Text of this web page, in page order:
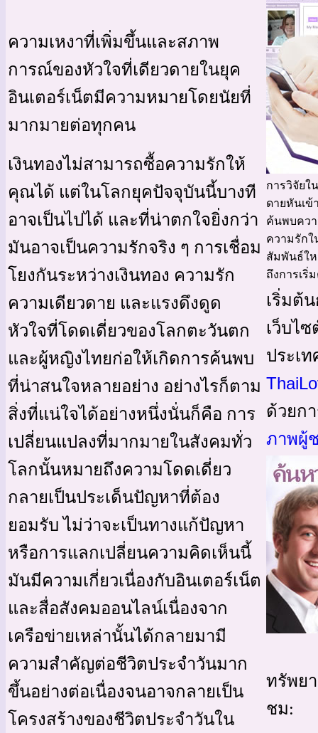
ความเหงาที่เพิ่มขึ้นและสภาพ
การณ์ของหัวใจที่เดียวดายในยุค
อินเตอร์เน็ตมีความหมายโดยนัยที่
มากมายต่อทุกคน
เงินทองไม่สามารถซื้อความรักให้
คุณได้ แต่ในโลกยุคปัจจุบันนี้บางที
อาจเป็นไปได้ และที่น่าตกใจยิ่งกว่า
มันอาจเป็นความรักจริง ๆ การเชื่อม
โยงกันระหว่างเงินทอง ความรัก
ความเดียวดาย และแรงดึงดูด
หัวใจที่โดดเดี่ยวของโลกตะวันตก
และผู้หญิงไทยก่อให้เกิดการค้นพบ
ที่น่าสนใจหลายอย่าง อย่างไรก็ตาม
สิ่งที่แน่ใจได้อย่างหนึ่งนั่นก็คือ การ
เปลี่ยนแปลงที่มากมายในสังคมทั่ว
โลกนั้นหมายถึงความโดดเดี่ยว
กลายเป็นประเด็นปัญหาที่ต้อง
ยอมรับ ไม่ว่าจะเป็นทางแก้ปัญหา
หรือการแลกเปลี่ยนความคิดเห็นนี้
มันมีความเกี่ยวเนื่องกับอินเตอร์เน็ต
และสื่อสังคมออนไลน์เนื่องจาก
เครือข่ายเหล่านั้นได้กลายมามี
ความสำคัญต่อชีวิตประจำวันมาก
ขึ้นอย่างต่อเนื่องจนอาจกลายเป็น
โครงสร้างของชีวิตประจำวันใน
การวิจัยใ
ดายหันเข้
ค้นพบคว
ความรักใ
สัมพันธ์ให
ถึงการเริ่
เริ่มต้
เว็บไ
ประเ
ด้วยก
ภาพผู้
ทรัพย
ชม: